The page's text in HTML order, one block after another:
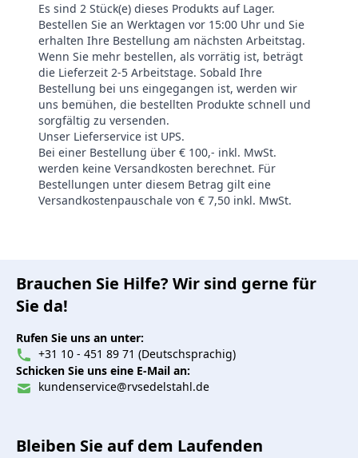
Es sind 2 Stück(e) dieses Produkts auf Lager.
Bestellen Sie an Werktagen vor 15:00 Uhr und Sie
erhalten Ihre Bestellung am nächsten Arbeitstag.
Wenn Sie mehr bestellen, als vorrätig ist, beträgt
die Lieferzeit 2-5 Arbeitstage. Sobald Ihre
Bestellung bei uns eingegangen ist, werden wir
uns bemühen, die bestellten Produkte schnell und
sorgfältig zu versenden.
Unser Lieferservice ist UPS.
Bei einer Bestellung über € 100,- inkl. MwSt.
werden keine Versandkosten berechnet. Für
Bestellungen unter diesem Betrag gilt eine
Versandkostenpauschale von € 7,50 inkl. MwSt.
Brauchen Sie Hilfe? Wir sind gerne für
Sie da!
Rufen Sie uns an unter:
+31 10 - 451 89 71 (Deutschsprachig)
Schicken Sie uns eine E-Mail an:
kundenservice@rvsedelstahl.de
Bleiben Sie auf dem Laufenden